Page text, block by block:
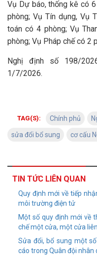
Vụ Dự báo, thống kê có
phòng; Vụ Tín dụng, Vụ
toán có 4 phòng; Vụ
phòng; Vụ Pháp chế có 2
Nghị định số 198/
1/7/2026.
TAG(S): Chính phủ
sửa đổi bổ sung cơ cấu
TIN TỨC LIÊN QUAN
Quy định mới về tiếp
môi trường điện tử
Một số quy định mới về
chế một cửa, một cửa
Sửa đổi, bổ sung một
cáo trong Quân đội nhân